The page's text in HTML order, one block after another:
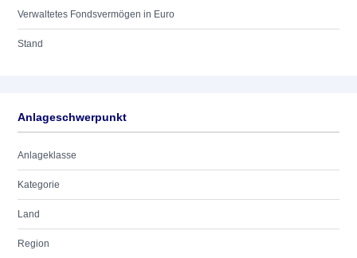
Verwaltetes Fondsvermögen in Euro
Stand
Anlageschwerpunkt
Anlageklasse
Kategorie
Land
Region